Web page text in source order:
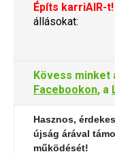
Építs karriAIR-t!
állásokat:
Kövess minket
Facebookon, a
Hasznos,
újság árával
működését!